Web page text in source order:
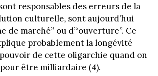
responsables des erreurs de la
culturelle, sont aujourd’hui
marché” ou d’“ouverture”. Ce
probablement la longévité
de cette oligarchie quand on
être milliardaire (4).